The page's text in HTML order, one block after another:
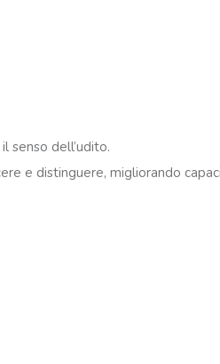
senso dell’udito.
e distinguere, migliorando